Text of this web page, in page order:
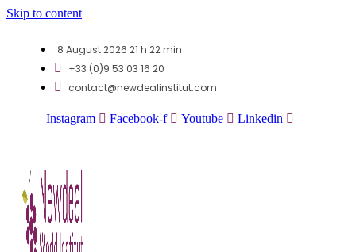
Skip to content
8 August 2026 21 h 22 min
+33 (0)9 53 03 16 20
contact@newdealinstitut.com
Instagram Facebook-f Youtube Linkedin